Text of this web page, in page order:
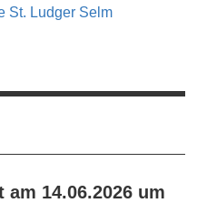
14.06.2026 um